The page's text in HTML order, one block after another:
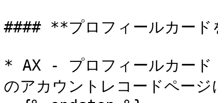
#### **プロフィールカード
* AX - プロフィールカー
のアカウントレコードペー